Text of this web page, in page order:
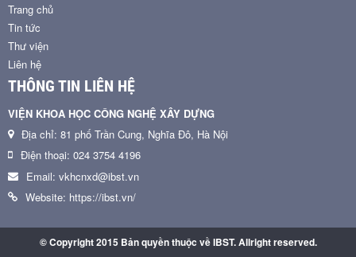
Trang chủ
Tin tức
Thư viện
Liên hệ
THÔNG TIN LIÊN HỆ
VIỆN KHOA HỌC CÔNG NGHỆ XÂY DỰNG
Địa chỉ: 81 phố Trần Cung, Nghĩa Đô, Hà Nội
Điện thoại: 024 3754 4196
Email: vkhcnxd@ibst.vn
Website: https://ibst.vn/
© Copyright 2015 Bản quyền thuộc về IBST. Allright reserved.